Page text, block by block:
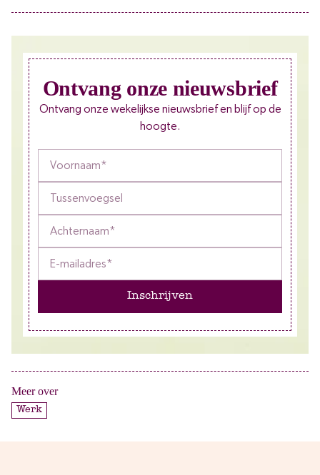
Ontvang onze nieuwsbrief
Ontvang onze wekelijkse nieuwsbrief en blijf op de
hoogte.
Inschrijven
Meer over
Werk